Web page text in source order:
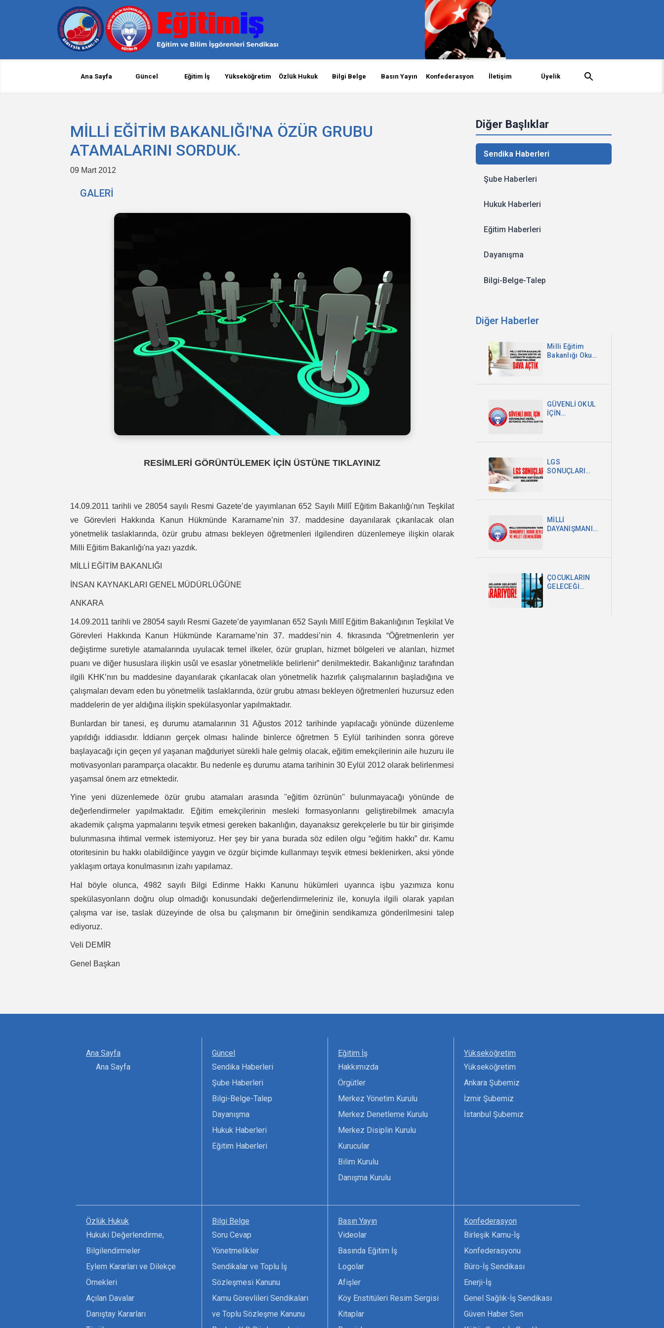
Ana Sayfa Güncel Eğitim İş Yükseköğretim Özlük Hukuk Bilgi Belge Basın Yayın Konfederasyon İletişim Üyelik
Diğer Başlıklar
Sendika Haberleri
Şube Haberleri
Hukuk Haberleri
Eğitim Haberleri
Dayanışma
Bilgi-Belge-Talep
Diğer Haberler
Milli Eğitim
Bakanlığı Okul
Dava Açtık
GÜVENLİ OKUL
İÇİN
ŞARTTIR
LGS
SONUÇLARI
MİLLİ
DAYANIŞMANIN
MİLLET
EGEMENLİĞİDİR
ÇOCUKLARIN
GELECEĞİ
MİLLİ EĞİTİM BAKANLIĞI'NA ÖZÜR GRUBU
ATAMALARINI SORDUK.
09 Mart 2012
GALERİ
RESİMLERİ GÖRÜNTÜLEMEK İÇİN ÜSTÜNE TIKLAYINIZ
14.09.2011 tarihli ve 28054 sayılı Resmi Gazete’de yayımlanan 652 Sayılı Millî Eğitim Bakanlığı'nın Teşkilat
ve Görevleri Hakkında Kanun Hükmünde Kararname’nin 37. maddesine dayanılarak çıkarılacak olan
yönetmelik taslaklarında, özür grubu atması bekleyen öğretmenleri ilgilendiren düzenlemeye ilişkin olarak
Milli Eğitim Bakanlığı'na yazı yazdık.
MİLLİ EĞİTİM BAKANLIĞI
İNSAN KAYNAKLARI GENEL MÜDÜRLÜĞÜNE
ANKARA
14.09.2011 tarihli ve 28054 sayılı Resmi Gazete’de yayımlanan 652 Sayılı Millî Eğitim Bakanlığının Teşkilat Ve
Görevleri Hakkında Kanun Hükmünde Kararname’nin 37. maddesi’nin 4. fıkrasında “Öğretmenlerin yer
değiştirme suretiyle atamalarında uyulacak temel ilkeler, özür grupları, hizmet bölgeleri ve alanları, hizmet
puanı ve diğer hususlara ilişkin usûl ve esaslar yönetmelikle belirlenir” denilmektedir. Bakanlığınız tarafından
ilgili KHK’nın bu maddesine dayanılarak çıkarılacak olan yönetmelik hazırlık çalışmalarının başladığına ve
çalışmaları devam eden bu yönetmelik taslaklarında, özür grubu atması bekleyen öğretmenleri huzursuz eden
maddelerin de yer aldığına ilişkin spekülasyonlar yapılmaktadır.
Bunlardan bir tanesi, eş durumu atamalarının 31 Ağustos 2012 tarihinde yapılacağı yönünde düzenleme
yapıldığı iddiasıdır. İddianın gerçek olması halinde binlerce öğretmen 5 Eylül tarihinden sonra göreve
başlayacağı için geçen yıl yaşanan mağduriyet sürekli hale gelmiş olacak, eğitim emekçilerinin aile huzuru ile
motivasyonları paramparça olacaktır. Bu nedenle eş durumu atama tarihinin 30 Eylül 2012 olarak belirlenmesi
yaşamsal önem arz etmektedir.
Yine yeni düzenlemede özür grubu atamaları arasında ''eğitim özrünün'' bulunmayacağı yönünde de
değerlendirmeler yapılmaktadır. Eğitim emekçilerinin mesleki formasyonlarını geliştirebilmek amacıyla
akademik çalışma yapmalarını teşvik etmesi gereken bakanlığın, dayanaksız gerekçelerle bu tür bir girişimde
bulunmasına ihtimal vermek istemiyoruz. Her şey bir yana burada söz edilen olgu “eğitim hakkı” dır. Kamu
otoritesinin bu hakkı olabildiğince yaygın ve özgür biçimde kullanmayı teşvik etmesi beklenirken, aksi yönde
yaklaşım ortaya konulmasının izahı yapılamaz.
Hal böyle olunca, 4982 sayılı Bilgi Edinme Hakkı Kanunu hükümleri uyarınca işbu yazımıza konu
spekülasyonların doğru olup olmadığı konusundaki değerlendirmeleriniz ile, konuyla ilgili olarak yapılan
çalışma var ise, taslak düzeyinde de olsa bu çalışmanın bir örneğinin sendikamıza gönderilmesini talep
ediyoruz.
Veli DEMİR
Genel Başkan
Ana Sayfa
Ana Sayfa
Güncel
Sendika Haberleri
Şube Haberleri
Bilgi-Belge-Talep
Dayanışma
Hukuk Haberleri
Eğitim Haberleri
Eğitim İş
Hakkımızda
Örgütler
Merkez Yönetim Kurulu
Merkez Denetleme Kurulu
Merkez Disiplin Kurulu
Kurucular
Bilim Kurulu
Danışma Kurulu
Yükseköğretim
Yükseköğretim
Ankara Şubemiz
İzmir Şubemiz
İstanbul Şubemiz
Özlük Hukuk
Hukuki Değerlendirme,
Bilgilendirmeler
Eylem Kararları ve Dilekçe
Örnekleri
Açılan Davalar
Danıştay Kararları
Bilgi Belge
Soru Cevap
Yönetmelikler
Sendikalar ve Toplu İş
Sözleşmesi Kanunu
Kamu Görevlileri Sendikaları
ve Toplu Sözleşme Kanunu
Basın Yayın
Videolar
Basında Eğitim İş
Logolar
Afişler
Köy Enstitüleri Resim Sergisi
Kitaplar
Konfederasyon
Birleşik Kamu-İş
Konfederasyonu
Büro-İş Sendikası
Enerji-İş
Genel Sağlık-İş Sendikası
Güven Haber Sen